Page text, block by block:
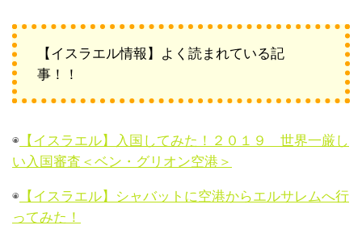
【イスラエル情報】よく読まれている記
事！！
◉ 【イスラエル】入国してみた！２０１９ 世界一厳し
い入国審査＜ベン・グリオン空港＞
◉ 【イスラエル】シャバットに空港からエルサレムへ行
ってみた！